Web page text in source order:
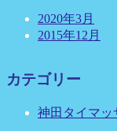
2020年3月
2015年12月
カテゴリー
神田タイマッ